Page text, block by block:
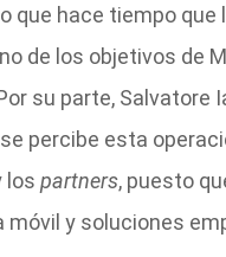
que hace tiempo
de los objetivos de
su parte, Salvatore
percibe esta
los partners, puesto
y soluciones